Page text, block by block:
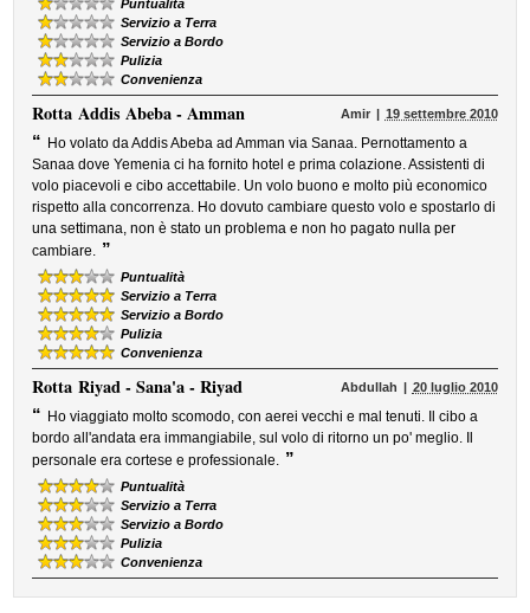
Puntualità
Servizio a Terra
Servizio a Bordo
Pulizia
Convenienza
RottaAddis Abeba - Amman Amir 19 settembre 2010
“ Ho volato da Addis Abeba ad Amman via Sanaa. Pernottamento a
Sanaa dove Yemenia ci ha fornito hotel e prima colazione. Assistenti di
volo piacevoli e cibo accettabile. Un volo buono e molto più economico
rispetto alla concorrenza. Ho dovuto cambiare questo volo e spostarlo di
una settimana, non è stato un problema e non ho pagato nulla per
cambiare. ”
Puntualità
Servizio a Terra
Servizio a Bordo
Pulizia
Convenienza
RottaRiyad - Sana'a - Riyad Abdullah 20 luglio 2010
“ Ho viaggiato molto scomodo, con aerei vecchi e mal tenuti. Il cibo a
bordo all'andata era immangiabile, sul volo di ritorno un po' meglio. Il
personale era cortese e professionale. ”
Puntualità
Servizio a Terra
Servizio a Bordo
Pulizia
Convenienza